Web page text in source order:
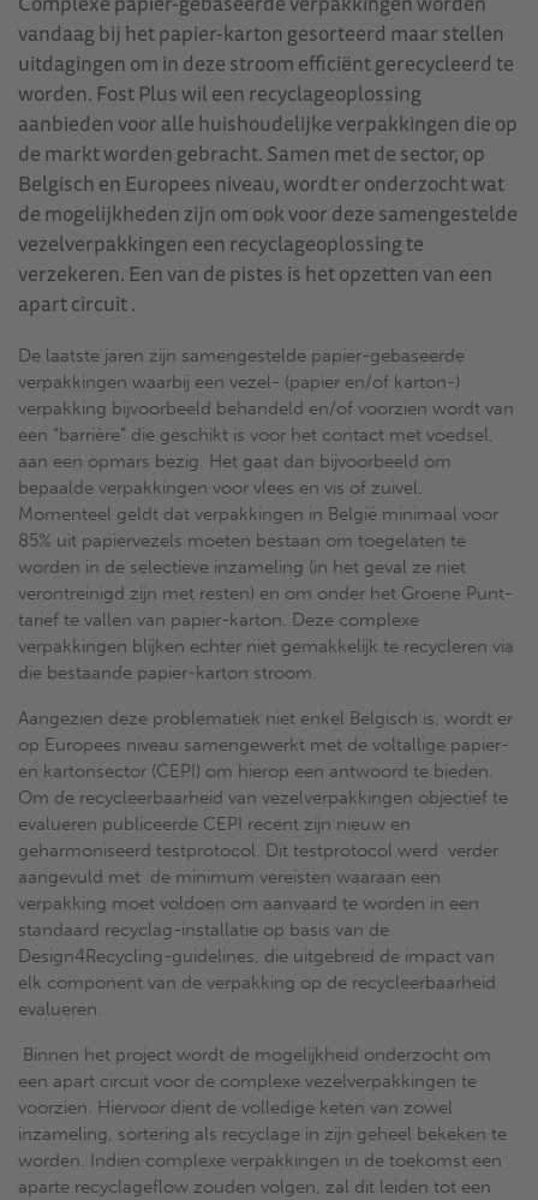
vandaag bij het papier-karton gesorteerd maar stellen
uitdagingen om in deze stroom efficiënt gerecycleerd te
worden. Fost Plus wil een recyclageoplossing
aanbieden voor alle huishoudelijke verpakkingen die op
de markt worden gebracht. Samen met de sector, op
Belgisch en Europees niveau, wordt er onderzocht wat
de mogelijkheden zijn om ook voor deze samengestelde
vezelverpakkingen een recyclageoplossing te
verzekeren. Een van de pistes is het opzetten van een
apart circuit .
De laatste jaren zijn samengestelde papier-gebaseerde
verpakkingen waarbij een vezel- (papier en/of karton-)
verpakking bijvoorbeeld behandeld en/of voorzien wordt van
een “barrière” die geschikt is voor het contact met voedsel,
aan een opmars bezig. Het gaat dan bijvoorbeeld om
bepaalde verpakkingen voor vlees en vis of zuivel.
Momenteel geldt dat verpakkingen in België minimaal voor
85% uit papiervezels moeten bestaan om toegelaten te
worden in de selectieve inzameling (in het geval ze niet
verontreinigd zijn met resten) en om onder het Groene Punt-
tarief te vallen van papier-karton. Deze complexe
verpakkingen blijken echter niet gemakkelijk te recycleren via
die bestaande papier-karton stroom.
Aangezien deze problematiek niet enkel Belgisch is, wordt er
op Europees niveau samengewerkt met de voltallige papier-
en kartonsector (CEPI) om hierop een antwoord te bieden.
Om de recycleerbaarheid van vezelverpakkingen objectief te
evalueren publiceerde CEPI recent zijn nieuw en
geharmoniseerd testprotocol. Dit testprotocol werd verder
aangevuld met de minimum vereisten waaraan een
verpakking moet voldoen om aanvaard te worden in een
standaard recyclag-installatie op basis van de
Design4Recycling-guidelines, die uitgebreid de impact van
elk component van de verpakking op de recycleerbaarheid
evalueren.
Binnen het project wordt de mogelijkheid onderzocht om
een apart circuit voor de complexe vezelverpakkingen te
voorzien. Hiervoor dient de volledige keten van zowel
inzameling, sortering als recyclage in zijn geheel bekeken te
worden. Indien complexe verpakkingen in de toekomst een
aparte recyclageflow zouden volgen, zal dit leiden tot een